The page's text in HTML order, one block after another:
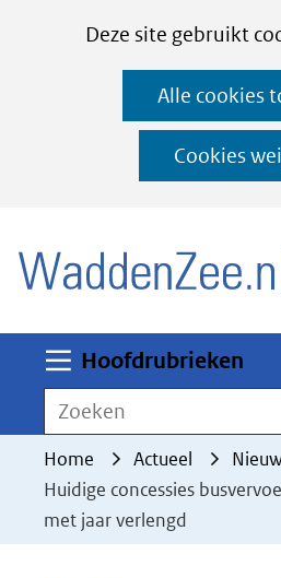
CookiesDeze site gebruikt
deze
worden
toegestaan
geweigerd.
Alle cookies
Cookies
Hoofdrubrieken
Zoeken
Home Actueel
Huidige concessies
met jaar verlengd